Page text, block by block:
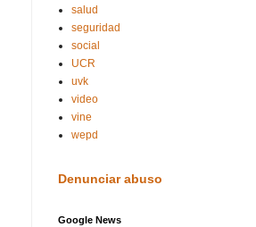
salud
seguridad
social
UCR
uvk
video
vine
wepd
Denunciar abuso
Google News